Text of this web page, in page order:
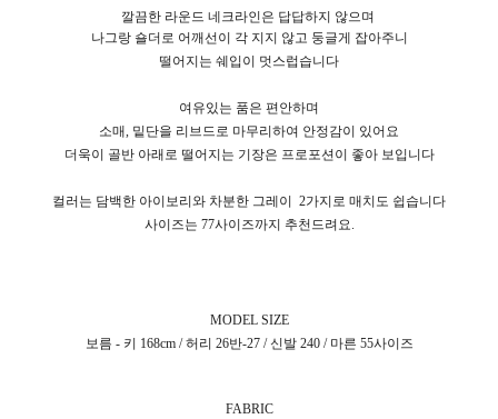
깔끔한 라운드 네크라인은 답답하지 않으며
나그랑 숄더로 어깨선이 각 지지 않고 둥글게 잡아주니
떨어지는 쉐입이 멋스럽습니다
여유있는 품은 편안하며
소매, 밑단을 리브드로 마무리하여 안정감이 있어요
더욱이 골반 아래로 떨어지는 기장은 프로포션이 좋아 보입니다
컬러는 담백한 아이보리와 차분한 그레이
2가지로 매치도 쉽습니다
사이즈는 77사이즈까지 추천드려요.
MODEL SIZE
보름 - 키 168cm / 허리 26반-27 / 신발 240 / 마른 55사이즈
FABRIC